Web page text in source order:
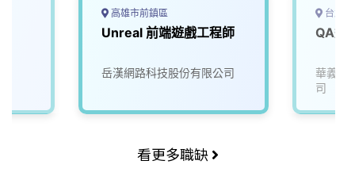
高雄市前鎮區
Unreal 前端遊戲工程師
岳漢網路科技股份有限公司
台北
華義國
司
看更多職缺